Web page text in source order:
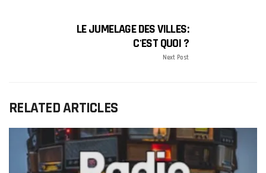
LE JUMELAGE DES VILLES:
C'EST QUOI ?
Next Post
RELATED ARTICLES